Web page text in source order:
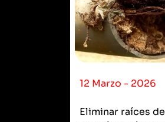
12 Marzo - 2026
Eliminar raíces de